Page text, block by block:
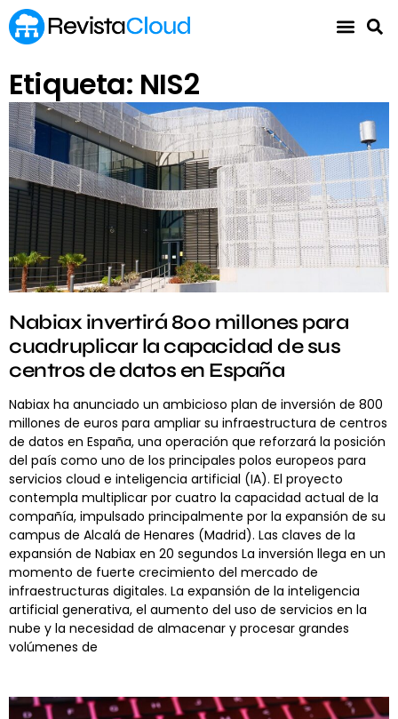
Etiqueta: NIS2
Nabiax invertirá 800 millones para
cuadruplicar la capacidad de sus
centros de datos en España
Nabiax ha anunciado un ambicioso plan de inversión de 800
millones de euros para ampliar su infraestructura de centros
de datos en España, una operación que reforzará la posición
del país como uno de los principales polos europeos para
servicios cloud e inteligencia artificial (IA). El proyecto
contempla multiplicar por cuatro la capacidad actual de la
compañía, impulsado principalmente por la expansión de su
campus de Alcalá de Henares (Madrid). Las claves de la
expansión de Nabiax en 20 segundos La inversión llega en un
momento de fuerte crecimiento del mercado de
infraestructuras digitales. La expansión de la inteligencia
artificial generativa, el aumento del uso de servicios en la
nube y la necesidad de almacenar y procesar grandes
volúmenes de